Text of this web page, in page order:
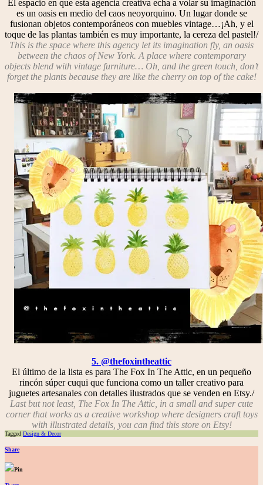
El espacio en que esta agencia creativa echa a volar su imaginación
es un oasis en medio del caos neoyorquino. Un lugar donde se
fusionan objetos contemporáneos con muebles vintage…¡Ah, y el
toque de las plantas también es muy importante, la cereza del pastel!/
This is the space where this agency let its imagination fly, an oasis
between the chaos of New York. A place where contemporary
objects blend with vintage furniture… Oh, and the green touch, don’t
forget the plants because they are like the cherry on top of the cake!
5. @thefoxintheattic
El último de la lista es para The Fox In The Attic, en un pequeño
rincón súper cuqui que funciona como un taller creativo para
juguetes artesanales con detalles ilustrados que se venden en Etsy./
Last but not least, The Fox In The Attic, in a small and super cute
corner that works as a creative workshop where designers craft toys
with illustrated details, you can find this store on Etsy!
Tagged Design & Decor
Share
Pin